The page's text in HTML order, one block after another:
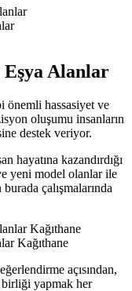
Alanlar
hassasiyet ve
oluşumu insanların
destek veriyor.
hayatına kazandırdığı
yeni model olanlar ile
çalışmalarında
Kağıthane
açısından,
yapmak her